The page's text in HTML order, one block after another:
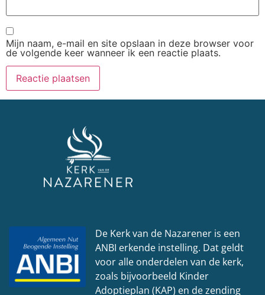
Mijn naam, e-mail en site opslaan in deze browser voor
de volgende keer wanneer ik een reactie plaats.
De Kerk van de Nazarener is een
ANBI erkende instelling. Dat geldt
voor alle onderdelen van de kerk,
zoals bijvoorbeeld Kinder
Adoptieplan (KAP) en de zending